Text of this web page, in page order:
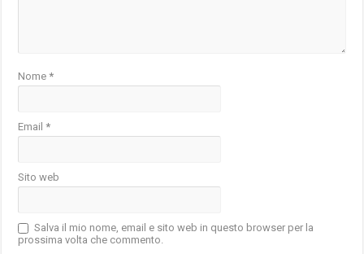
Nome*
Email*
Sito web
Salva il mio nome, email e sito web in questo browser per la
prossima volta che commento.